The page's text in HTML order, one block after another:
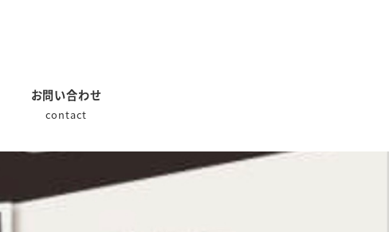
お問い合わせ
contact